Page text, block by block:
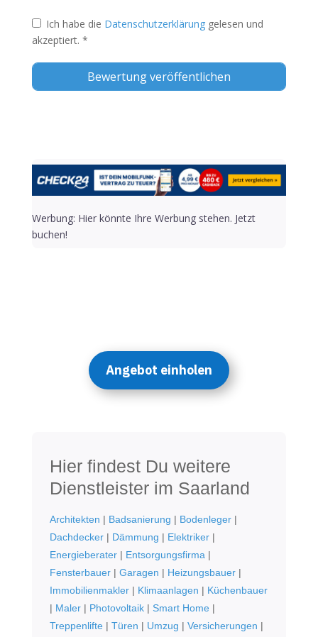
Ich habe die Datenschutzerklärung gelesen und
akzeptiert. *
Werbung: Hier könnte Ihre Werbung stehen. Jetzt
buchen!
Angebot einholen
Hier findest Du weitere
Dienstleister im Saarland
Architekten | Badsanierung | Bodenleger|
Dachdecker| Dämmung | Elektriker|
Energieberater| Entsorgungsfirma|
Fensterbauer| Garagen | Heizungsbauer|
Immobilienmakler| Klimaanlagen | Küchenbauer
| Maler| Photovoltaik| Smart Home|
Treppenlifte| Türen | Umzug | Versicherungen |